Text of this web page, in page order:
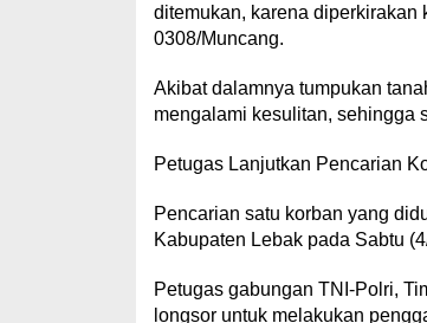
ditemukan, karena diperkirakan
0308/Muncang.
Akibat dalamnya tumpukan
mengalami kesulitan, sehingga
Petugas Lanjutkan Pencarian
Pencarian satu korban yang
Kabupaten Lebak pada Sabtu
Petugas gabungan TNI-Polri,
longsor untuk melakukan